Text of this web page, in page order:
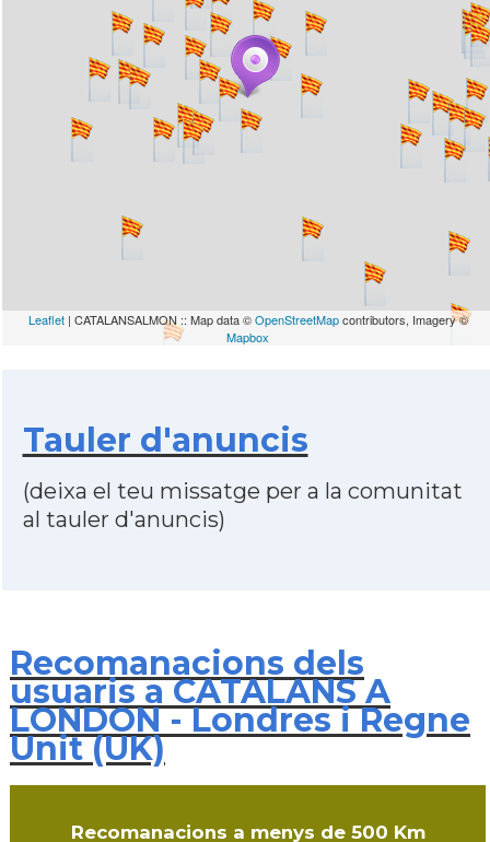
Leaflet| CATALANSALMON :: Map data ©OpenStreetMapcontributors, Imagery ©
Mapbox
Tauler d'anuncis
(deixa el teu missatge per a la comunitat
al tauler d'anuncis)
Recomanacions dels
usuaris a CATALANS A
LONDON - Londres i Regne
Unit (UK)
Recomanacions a menys de 500 Km